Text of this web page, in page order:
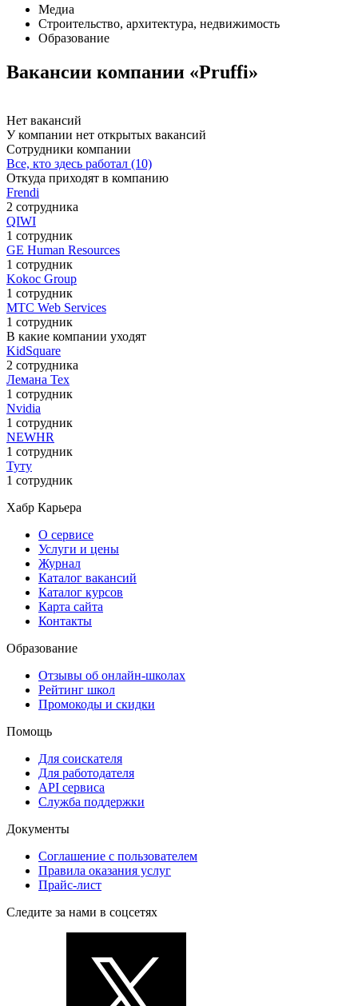
Медиа
Строительство, архитектура, недвижимость
Образование
Вакансии компании «Pruffi»
Нет вакансий
У компании нет открытых вакансий
Сотрудники компании
Все, кто здесь работал (10)
Откуда приходят в компанию
Frendi
2 сотрудника
QIWI
1 сотрудник
GE Human Resources
1 сотрудник
Kokoc Group
1 сотрудник
МТС Web Services
1 сотрудник
В какие компании уходят
KidSquare
2 сотрудника
Лемана Тех
1 сотрудник
Nvidia
1 сотрудник
NEWHR
1 сотрудник
Туту
1 сотрудник
Хабр Карьера
О сервисе
Услуги и цены
Журнал
Каталог вакансий
Каталог курсов
Карта сайта
Контакты
Образование
Отзывы об онлайн-школах
Рейтинг школ
Промокоды и скидки
Помощь
Для соискателя
Для работодателя
API сервиса
Служба поддержки
Документы
Соглашение с пользователем
Правила оказания услуг
Прайс-лист
Следите за нами в соцсетях